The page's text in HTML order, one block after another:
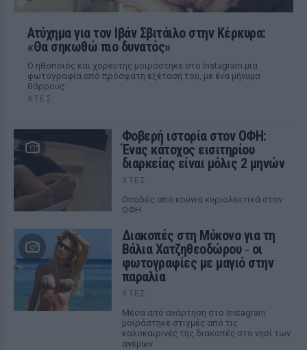
Ατύχημα για τον Ιβάν Σβιτάιλο στην Κέρκυρα:
«Θα σηκωθώ πιο δυνατός»
Ο ηθοποιός και χορευτής μοιράστηκε στο Instagram μια
φωτογραφία από πρόσφατη εξέτασή του, με ένα μήνυμα
θάρρους
ΧΤΕΣ
Φοβερή ιστορία στον ΟΦΗ:
Ένας κάτοχος εισιτηρίου
διαρκείας είναι μόλις 2 μηνών
ΧΤΕΣ
Οπαδός από κούνια κυριολεκτικά στον
ΟΦΗ
Διακοπές στη Μύκονο για τη
Βάλια Χατζηθεοδώρου ‑ οι
φωτογραφίες με μαγιό στην
παραλία
ΧΤΕΣ
Μέσα από ανάρτηση στο Instagram
μοιράστηκε στιγμές από τις
καλοκαιρινές της διακοπές στο νησί των
ανέμων